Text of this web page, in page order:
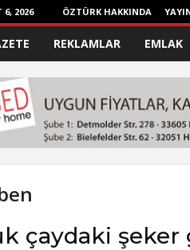
6, 2026 ÖZTÜRK HAKKINDA
REKLAMLAR EMLAK
çaydaki